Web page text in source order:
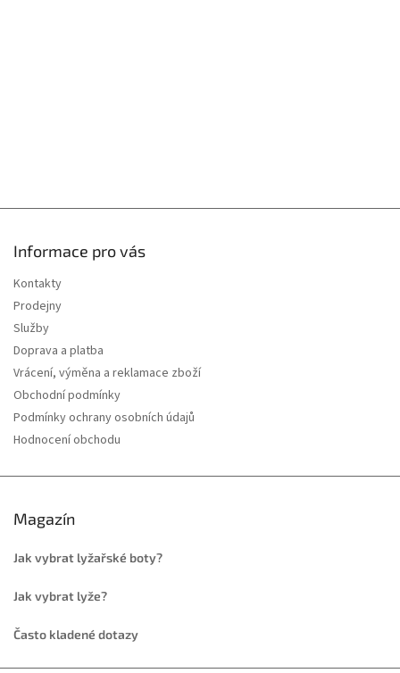
Informace pro vás
Kontakty
Prodejny
Služby
Doprava a platba
Vrácení, výměna a reklamace zboží
Obchodní podmínky
Podmínky ochrany osobních údajů
Hodnocení obchodu
Magazín
Jak vybrat lyžařské boty?
Jak vybrat lyže?
Často kladené dotazy